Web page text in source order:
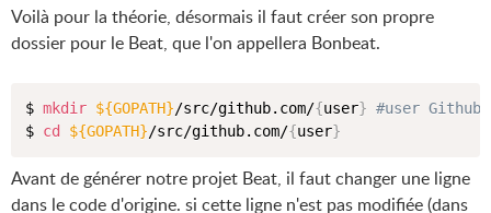
Voilà pour la théorie, désormais il faut créer son propre
dossier pour le Beat, que l'on appellera Bonbeat.
$ mkdir ${GOPATH}/src/github.com/{user} #user Github
$ cd ${GOPATH}/src/github.com/{user}
Avant de générer notre projet Beat, il faut changer une ligne
dans le code d'origine. si cette ligne n'est pas modifiée (dans